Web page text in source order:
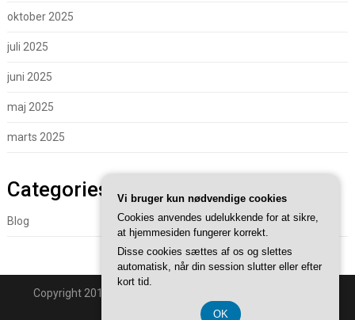
oktober 2025
juli 2025
juni 2025
maj 2025
marts 2025
Categories
Blog
Copyright 2018 - Powered By
Back to Top ↑
Vi bruger kun nødvendige cookies
Cookies anvendes udelukkende for at sikre,
at hjemmesiden fungerer korrekt.
Disse cookies sættes af os og slettes
automatisk, når din session slutter eller efter
kort tid.
OK